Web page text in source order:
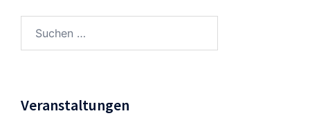
nach:
Veranstaltungen